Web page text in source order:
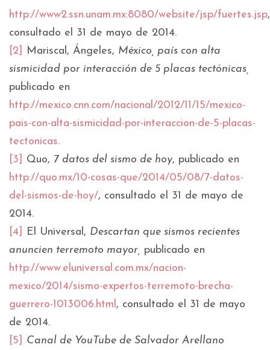
http://www2.ssn.unam.mx:8080/website/jsp/fuertes.jsp,
consultado el 31 de mayo de 2014.
[2]
Mariscal, Ángeles, México, país con alta
sismicidad por interacción de 5 placas tectónicas,
publicado en
http://mexico.cnn.com/nacional/2012/11/15/mexico-
pais-con-alta-sismicidad-por-interaccion-de-5-placas-
tectonicas.
[3]
Quo, 7 datos del sismo de hoy, publicado en
http://quo.mx/10-cosas-que/2014/05/08/7-datos-
del-sismos-de-hoy/, consultado el 31 de mayo de
2014.
[4]
El Universal, Descartan que sismos recientes
anuncien terremoto mayor, publicado en
http://www.eluniversal.com.mx/nacion-
mexico/2014/sismo-expertos-terremoto-brecha-
guerrero-1013006.html, consultado el 31 de mayo
de 2014.
[5]
Canal de YouTube de Salvador Arellano